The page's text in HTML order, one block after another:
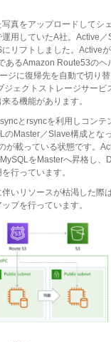
真をアップロードしてシ
用していたA社。Active
リフトしました。Activeが
あるAmazon Route53のヘ
ジに復帰先を自動で切り
ジェクトストレージサービ
る機能があります。
とrsyncを利用しコンテ
のMaster／Slave構成とな
が載っている状態です。
をMasterへ昇格し、
行っています。
いリソースが枯渇した際
プを行っています。